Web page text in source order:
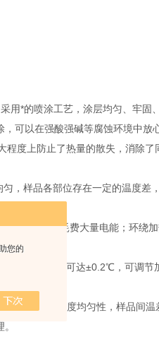
您的
用*的喷涂工艺，涂层均匀、牢固
可以在强酸强碱等腐蚀环境中放
度上防止了热量的散失，消除了
，样品各部位存在一定的温度差
需要几天，耗费大量电能；环绕
温精度高，可达±0.2℃，可调
消解孔间的温度均匀性，样品间